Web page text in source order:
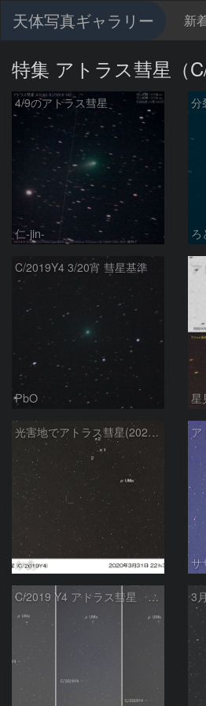
天体写真ギャラリー 新
特集 アトラス彗星（
4/9のアトラス彗星
仁-jin-
分
ろ
C/2019Y4 3/20宵 彗星基準
PbO
ア
星
光害地でアトラス彗星(2020.03.31)
かあ サ
C/2019 Y4 アトラス彗星 3日間の動き 2020/3/24～26